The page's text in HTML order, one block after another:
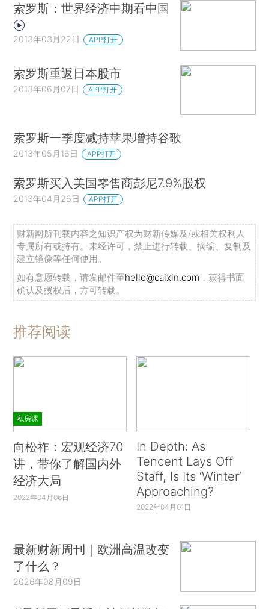
索罗斯：世界经济中期看中国
2013年03月22日 APP打开
索罗斯重返日本股市
2013年06月07日 APP打开
索罗斯一季度减持苹果增持谷歌
2013年05月16日 APP打开
索罗斯买入美国零售商彭尼7.9%股权
2013年04月26日 APP打开
财新网所刊载内容之知识产权为财新传媒及/或相关权利人
专属所有或持有。未经许可，禁止进行转载、摘编、复制及
建立镜像等任何使用。
如有意愿转载，请发邮件至hello@caixin.com ，获得书面
确认及授权后，方可转载。
推荐阅读
私房课
向松祚：宏观经济70
讲，带你了解国内外
经济大局
2022年04月06日
In Depth: As
Tencent Lays Off
Staff, Is Its ‘Winter’
Approaching?
2022年04月01日
最新财新周刊｜欧洲高温改变
了什么？
2026年08月09日